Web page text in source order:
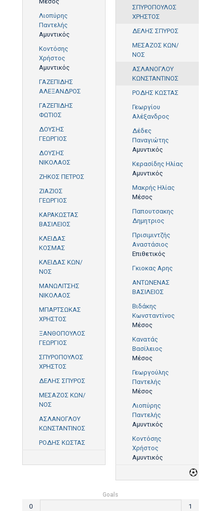
Λιοπύρης
Παντελής
Αμυντικός
Κοντόσης
Χρήστος
Αμυντικός
ΓΑΖΕΠΙΔΗΣ
ΑΛΕΞΑΝΔΡΟΣ
ΓΑΖΕΠΙΔΗΣ
ΦΩΤΙΟΣ
ΔΟΥΣΗΣ
ΓΕΩΡΓΙΟΣ
ΔΟΥΣΗΣ
ΝΙΚΟΛΑΟΣ
ΖΗΚΟΣ ΠΕΤΡΟΣ
ΖΙΑΖΙΟΣ
ΓΕΩΡΓΙΟΣ
ΚΑΡΑΚΩΣΤΑΣ
ΒΑΣΙΛΕΙΟΣ
ΚΛΕΙΔΑΣ
ΚΟΣΜΑΣ
ΚΛΕΙΔΑΣ ΚΩΝ/
ΝΟΣ
ΜΑΝΩΛΙΤΣΗΣ
ΝΙΚΟΛΑΟΣ
ΜΠΑΡΤΣΩΚΑΣ
ΧΡΗΣΤΟΣ
ΞΑΝΘΟΠΟΥΛΟΣ
ΓΕΩΡΓΙΟΣ
ΣΠΥΡΟΠΟΥΛΟΣ
ΧΡΗΣΤΟΣ
ΔΕΛΗΣ ΣΠΥΡΟΣ
ΜΕΣΑΖΟΣ ΚΩΝ/
ΝΟΣ
ΑΣΛΑΝΟΓΛΟΥ
ΚΩΝΣΤΑΝΤΙΝΟΣ
ΡΟΔΗΣ ΚΩΣΤΑΣ
ΣΠΥΡΟΠΟΥΛΟΣ
ΧΡΗΣΤΟΣ
ΔΕΛΗΣ ΣΠΥΡΟΣ
ΜΕΣΑΖΟΣ ΚΩΝ/
ΝΟΣ
ΑΣΛΑΝΟΓΛΟΥ
ΚΩΝΣΤΑΝΤΙΝΟΣ
ΡΟΔΗΣ ΚΩΣΤΑΣ
Γεωργίου
Αλέξανδρος
Δέδες
Παναγιώτης
Αμυντικός
Κερασίδης Ηλίας
Αμυντικός
Μακρής Ηλίας
Μέσος
Παπουτσακης
Δημητριος
Πρισιμιντζής
Αναστάσιος
Επιθετικός
Γκιοκας Αρης
ΑΝΤΩΝΕΝΑΣ
ΒΑΣΙΛΕΙΟΣ
Βιδάκης
Κωνσταντίνος
Μέσος
Κανατάς
Βασίλειος
Μέσος
Γεωργούλης
Παντελής
Μέσος
Λιοπύρης
Παντελής
Αμυντικός
Κοντόσης
Χρήστος
Αμυντικός
Goals
0 1